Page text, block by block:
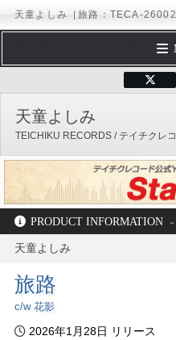
ディスコグラフィー
フォームメール
オフィシャルサイト
公式YouTubeチャンネル
テイチクエンタテインメント
テイチクエンタテインメ
天童よしみ
TEICHIKU RECORDS / テイチクレ
PRODUCT INFORMATION
天童よしみ
旅路
c/w 花影
2026年1月28日 リリース